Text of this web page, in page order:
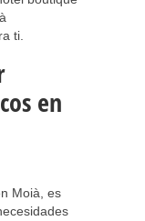
ti.
en
Moià, es